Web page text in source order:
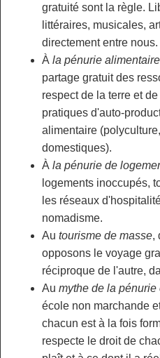
gratuité sont la règle.
littéraires, musicales,
directement entre nous.
À la pénurie
partage gratuit des
respect de la terre et
pratiques d'auto-
alimentaire
domestiques).
À la pénurie de
logements inoccupés,
les réseaux
nomadisme.
Au tourisme de masse,
opposons le voyage
réciproque de l'autre,
Au mythe de la pénurie
école non marchande
chacun est à la fois
respecte le droit de